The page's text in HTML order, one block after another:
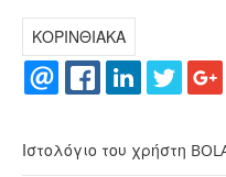
ΚΟΡΙΝΘΙΑΚΑ
Ιστολόγιο του χρήστη